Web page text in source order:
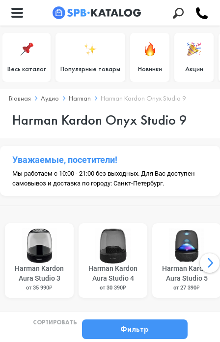
Весь каталог Популярные товары Новинки Акции
Главная Аудио Harman Harman Kardon Onyx Studio 9
Harman Kardon Onyx Studio 9
Уважаемые, посетители!
Мы работаем с 10:00 - 21:00 без выходных. Для Вас доступен
самовывоз и доставка по городу: Санкт-Петербург.
Harman Kardon
Aura Studio 3
от 35 990₽
Harman Kardon
Aura Studio 4
от 30 390₽
Harman Kardon
Aura Studio 5
от 27 390₽
СОРТИРОВАТЬ
Фильтр